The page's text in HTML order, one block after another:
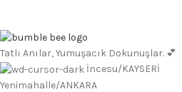
Tatlı Anılar, Yumuşacık Dokunuşlar. 💕
İncesu/KAYSERİ
Yenimahalle/ANKARA